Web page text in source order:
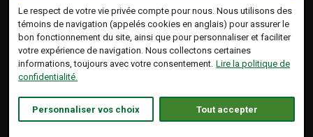
Le respect de votre vie privée compte pour nous. Nous utilisons des
témoins de navigation (appelés cookies en anglais) pour assurer le
bon fonctionnement du site, ainsi que pour personnaliser et faciliter
votre expérience de navigation. Nous collectons certaines
informations, toujours avec votre consentement. Lire la politique de
confidentialité.
Personnaliser vos choix Tout accepter
Blogue
Copyright © 2026 Tous droits réservés.
Les Pages Vertes | Répertoire d'entreprises
écoresponsables.
Conception :Ekloweb
Ce lien s'ouvrira dans
Politique de confidentialité